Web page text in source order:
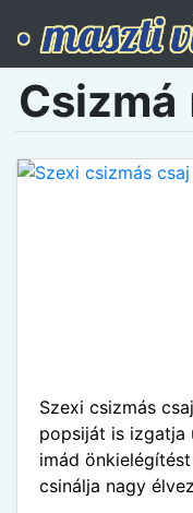
Csizmá
Szexi csizmás
popsiját is izgatja
imád
csinálja nagy